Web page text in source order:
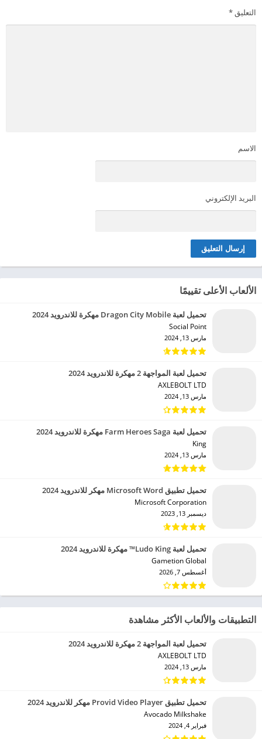
التعليق*
الاسم
البريد الإلكتروني
الألعاب الأعلى تقييمًا
تحميل لعبة Dragon City Mobile مهكرة للاندرويد 2024
Social Point‏
مارس 13, 2024
تحميل لعبة المواجهة 2 مهكرة للاندرويد 2024
AXLEBOLT LTD‏
مارس 13, 2024
تحميل لعبة Farm Heroes Saga مهكرة للاندرويد 2024
King‏
مارس 13, 2024
تحميل تطبيق Microsoft Word مهكر للاندرويد 2024
Microsoft Corporation‏
ديسمبر 13, 2023
تحميل لعبة Ludo King™ مهكرة للاندرويد 2024
Gametion Global‏
أغسطس 7, 2026
التطبيقات والألعاب الأكثر مشاهدة
تحميل لعبة المواجهة 2 مهكرة للاندرويد 2024
AXLEBOLT LTD‏
مارس 13, 2024
تحميل تطبيق Provid Video Player مهكر للاندرويد 2024
Avocado Milkshake‏
فبراير 4, 2024